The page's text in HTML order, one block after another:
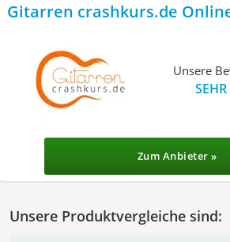
Gitarren crashkurs.de
Unsere
Zum Anbieter »
Unsere Produktvergleiche sind: